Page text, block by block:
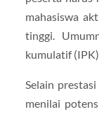
mahasiswa
tinggi.
kumulatif
Selain
menilai